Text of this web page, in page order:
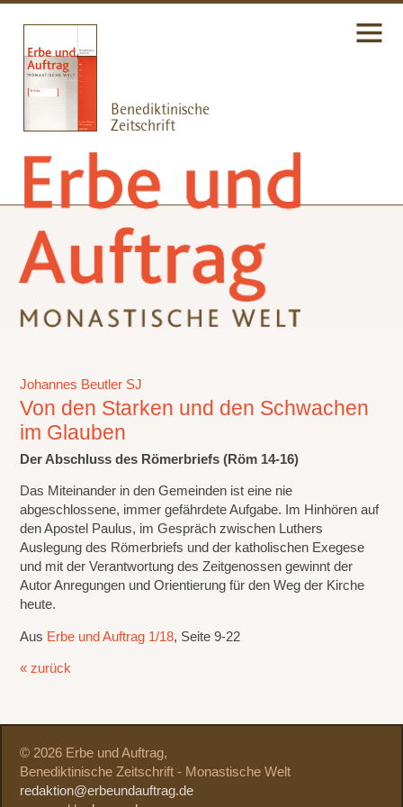
Johannes Beutler SJ
Von den Starken und den Schwachen
im Glauben
Der Abschluss des Römerbriefs (Röm 14-16)
Das Miteinander in den Gemeinden ist eine nie
abgeschlossene, immer gefährdete Aufgabe. Im Hinhören auf
den Apostel Paulus, im Gespräch zwischen Luthers
Auslegung des Römerbriefs und der katholischen Exegese
und mit der Verantwortung des Zeitgenossen gewinnt der
Autor Anregungen und Orientierung für den Weg der Kirche
heute.
Aus Erbe und Auftrag 1/18, Seite 9-22
« zurück
© 2026 Erbe und Auftrag,
Benediktinische Zeitschrift - Monastische Welt
redaktion@erbeundauftrag.de